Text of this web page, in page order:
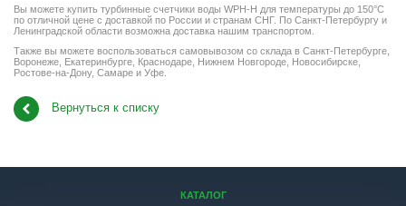
Вы можете купить турбинные счетчики воды WPH-H для температуры до 150°C
по отличной цене с доставкой по России и странам СНГ. По Санкт-Петербургу и
Ленинградской области возможна доставка нашим транспортом.
Также вы можете воспользоваться самовывозом со склада в Санкт-Петербурге,
Воронеже, Екатеринбурге, Краснодаре, Нижнем Новгороде, Новосибирске,
Ростове-на-Дону, Самаре и Уфе.
Вернуться к списку
КАТАЛОГ